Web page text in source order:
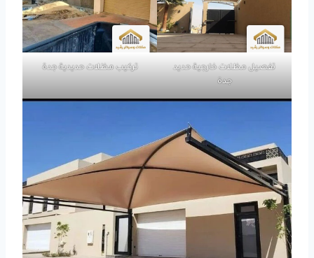
تفصيل مظلات خارجية حديد
جدة
تركيب مظلات حديدية جدة